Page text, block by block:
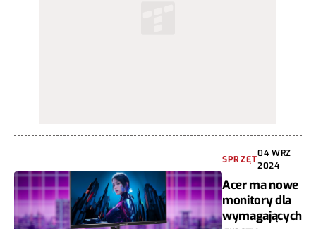
SPRZĘT
04 WRZ
2024
Acer ma nowe
monitory dla
wymagających